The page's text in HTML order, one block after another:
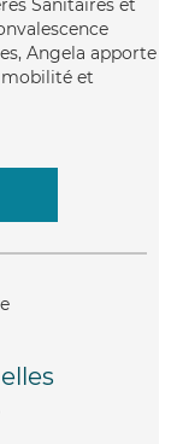
Sanitaires et
Angela apporte
mobilité et